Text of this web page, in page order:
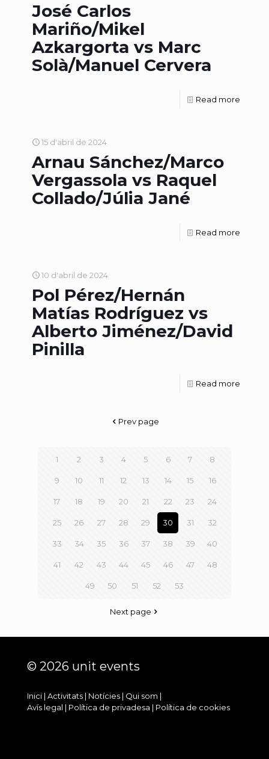
José Carlos
Mariño/Mikel
Azkargorta vs Marc
Solà/Manuel Cervera
Read more
15 d'abril de 2024
Arnau Sánchez/Marco
Vergassola vs Raquel
Collado/Júlia Jané
Read more
10 d'abril de 2024
Pol Pérez/Hernán
Matías Rodríguez vs
Alberto Jiménez/David
Pinilla
Read more
Prev page
1 2 3 4 5 6 7 8
9 10 11 12 13 14 15 16
17 18 19 20 21 22 23 24
25 26 27 28 29 30 31 32
33 34 35 36 37 38 39 40
41 42 43 44 45 46 47 48
49 50 51 52 53
Next page
© 2026 unit events
Inici | Activitats | Notícies | Qui som |
Avís legal | Política de privadesa | Política de cookies